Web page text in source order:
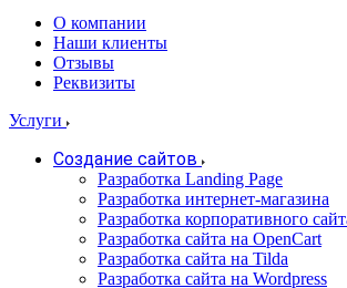
О компании
Наши клиенты
Отзывы
Реквизиты
Услуги
Создание сайтов
Разработка Landing Page
Разработка интернет-магазина
Разработка корпоративного
Разработка сайта на OpenCart
Разработка сайта на Tilda
Разработка сайта на Wordpress